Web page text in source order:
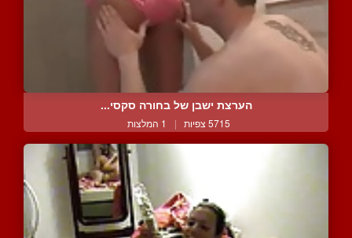
הערצת ישבן של בחורה סקסי...
5715 צפיות | 1 המלצות